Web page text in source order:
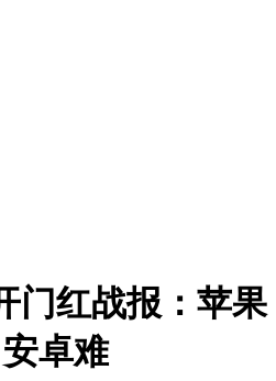
门红战报：苹果
卓难